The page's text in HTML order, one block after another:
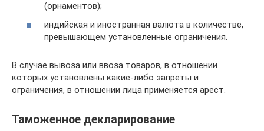
(орнаментов);
индийская и иностранная валюта в количестве,
превышающем установленные ограничения.
В случае вывоза или ввоза товаров, в отношении
которых установлены какие-либо запреты и
ограничения, в отношении лица применяется арест.
Таможенное декларирование